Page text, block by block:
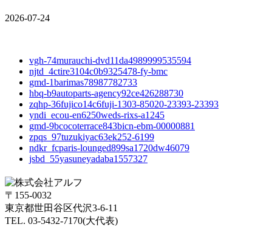
2026-07-24
vgh-74murauchi-dvd11da4989999535594
njtd_4ctire3104c0b9325478-fy-bmc
gmd-1barimas78987782733
hbq-b9autoparts-agency92ce426288730
zqhp-36fujico14c6fuji-1303-85020-23393-23393
yndi_ecou-en6250weds-rixs-a1245
gmd-9bcocoterrace843bicn-ebm-00000881
zpqs_97tuzukiyac63ek252-6199
ndkr_fcparis-lounged899sa1720dw46079
jsbd_55yasuneyadaba1557327
〒155-0032
東京都世田谷区代沢3-6-11
TEL. 03-5432-7170(大代表)